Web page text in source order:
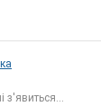
з'явиться...